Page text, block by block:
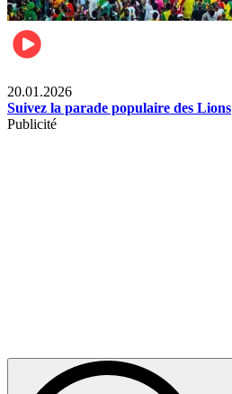
20.01.2026
Suivez la parade populaire des Lions
Publicité